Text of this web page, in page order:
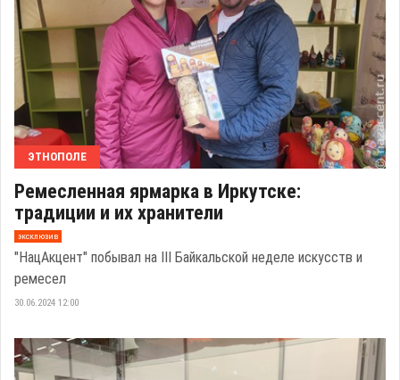
ЭТНОПОЛЕ
Ремесленная ярмарка в Иркутске:
традиции и их хранители
эксклюзив
"НацАкцент" побывал на III Байкальской неделе искусств и
ремесел
30.06.2024 12:00